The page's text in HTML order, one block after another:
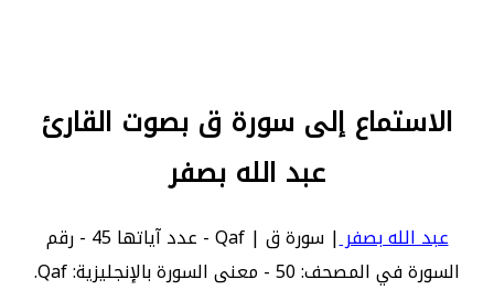
الاستماع إلى سورة ق بصوت القارئ
عبد الله بصفر
عبد الله بصفر
| سورة ق | Qaf - عدد آياتها 45 - رقم
السورة في المصحف: 50 - معنى السورة بالإنجليزية: Qaf.